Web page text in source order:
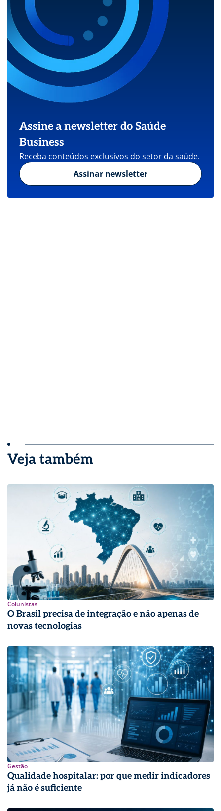
Assine a newsletter do Saúde
Business
Receba conteúdos exclusivos do setor da saúde.
Assinar newsletter
Veja também
Colunistas
O Brasil precisa de integração e não apenas de
novas tecnologias
Gestão
Qualidade hospitalar: por que medir indicadores
já não é suficiente